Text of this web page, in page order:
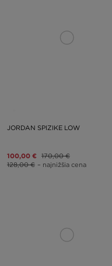
JORDAN SPIZIKE LOW
100,00 € 170,00 €
128,00 € – najnižšia cena